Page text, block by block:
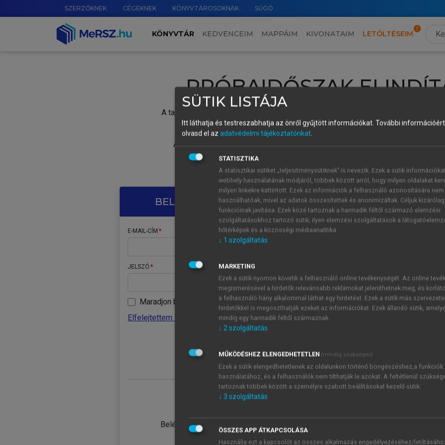
SZERZŐKNEK CÉGEKNEK KÖNYVTÁROSOKNAK SÚGÓ
KÖNYVTÁR KEDVENCEIM MAPPÁIM KIVONATAIM LETÖLTÉSEIM
PRÓBAIDŐSZAK
A tartalom megtekintéséhez lépj be a saját fiókoddal, iskolai azonosítóddal vagy
Új felhasználóként1 óra díjmentes hozzáférésrevagy
A próbaidőszak elindításához,
vagy hozz
A regisztráció után a
BELÉPÉS SAJÁT FIÓKKAL
E-MAIL-CÍM
JELSZÓ
Maradjon belépve
Elfelejtettem a jelszavamat
Belépés intézményi azonosítóval
ÚJ FIÓK
1 óra
JELSZÓ
Kérek értesítést a MeRSZ
Kérek értesítést az
SÜTIK LISTÁJA
Itt láthatja és testreszabhatja az önről gyűjtött információkat. További
olvasd el az adatvédelmi tájékoztatónkat.
STATISZTIKA
A statisztikai sütiket „teljesítménysütiknek” is nevezik. Ezek a sütik
webhely használatának módjáról, többek között arról, hogy milyen oldalakat
milyen linkekre kattintott. Ezek az információk a felhasználó azonosítására nem
használhatóak, mivel az adatok összesítettek és anonimizáltak. Céljuk
funkcióinak javítása. Ezek közé tartoznak a harmadik féltől származó elemzési
szolgáltatásokhoz tartozó sütik; ilyen elemzési szolgáltatások a
hőtérképek és a közösségi médiaanalitika.
↓ 1 szolgáltatás
MARKETING
Ezek a sütik nyomon követik a felhasználó online tevékenységét. Az online
megismerésével a hirdetők relevánsabb reklámokat jeleníthetnek meg, és
a felhasználó hány alkalommal láthat egy hirdetést. Ezek a sütik más
hirdetőkkel is megoszthatják ezeket az információkat. Ezek állandó sütik,
mindig egy harmadik féltől származnak.
↓ 2szolgáltatás
MŰKÖDÉSHEZ ELENGEDHETETLEN (mindig szükséges)
Ezek a sütik elengedhetetlenek az oldalunkon történő böngészéshez,a funkciók
használatához, és a felhasználók nem tilthatják le azokat. A feltétlenül
tartoznak többek között a személyre szabott beállításokat kezelő sütik.
↓ 3 szolgáltatás
ÖSSZES APP ÁTKAPCSOLÁSA
Használja ezt a kapcsolót az összes alkalmazás engedélyezéséhez/